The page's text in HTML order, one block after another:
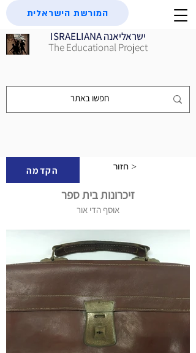
ISRAELIANA ישראליאנה
The Educational Project
המורשת הישראלית
הקדמה חזור >
זיכרונות בית ספר
אוסף הדי אור